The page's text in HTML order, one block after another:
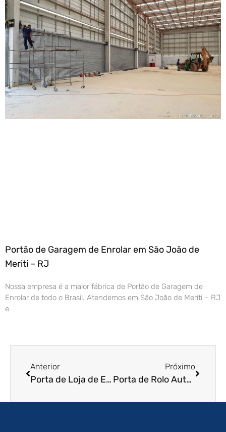
Portão de Garagem de Enrolar em São João de
Meriti – RJ
Nossa empresa é a maior fábrica de Portão de Garagem de
Enrolar de todo o Brasil. Atendemos em São João de Meriti – RJ
e
Anterior
Porta de Loja de Enrolar em Itu – SP
Próximo
Porta de Rolo Automática em Cajamar – SP